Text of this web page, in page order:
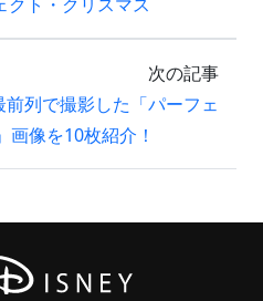
次の記事
列で撮影した「パーフェ
画像を10枚紹介！